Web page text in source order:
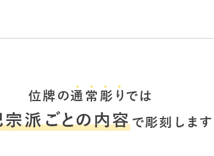
￥49,500
税込 ￥54,450
＋
税込 ￥100,650
閉じる